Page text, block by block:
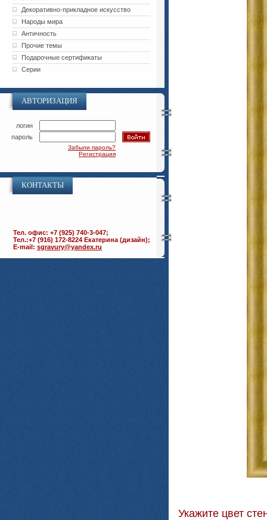
Декоративно-прикладное искусство
Народы мира
Античность
Прочие темы
Подарочные сертификаты
Серии
АВТОРИЗАЦИЯ
логин
пароль
Забыли пароль?
Регистрация
КОНТАКТЫ
Тел. офис: +7 (925) 740-3-047;
Тел.:+7 (916) 172-8224 Екатерина (дизайн);
E-mail: sgravury@yandex.ru
Укажите цвет